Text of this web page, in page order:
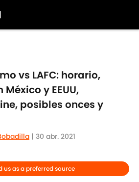
vs LAFC: horario,
y EEUU,
posibles onces y
| 30 abr. 2021
us as a preferred source